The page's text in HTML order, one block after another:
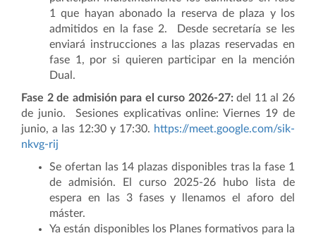
1 que hayan abonado la reserva de plaza y los
admitidos en la fase 2. Desde secretaría se les
enviará instrucciones a las plazas reservadas en
fase 1, por si quieren participar en la mención
Dual.
Fase 2 de admisión para el curso 2026-27:del 11 al 26
de junio. Sesiones explicativas online: Viernes 19 de
junio, a las 12:30 y 17:30. https://meet.google.com/sik-
nkvg-rij
Se ofertan las 14 plazas disponibles tras la fase 1
de admisión. El curso 2025-26 hubo lista de
espera en las 3 fases y llenamos el aforo del
máster.
Ya están disponibles los Planes formativos para la